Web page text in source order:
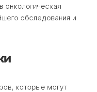
онкологическая
обследования и
которые могут